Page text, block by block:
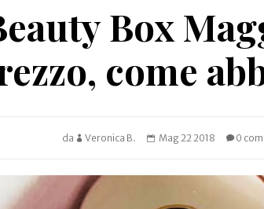
Box
come
da Veronica B. Mag 22 2018 0